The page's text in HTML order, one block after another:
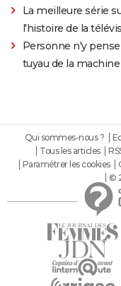
La meilleure série
l'histoire de la
Personne n'y
tuyau de la
Qui sommes-nous ?
Tous les articles
Paramétrer les cookies
©